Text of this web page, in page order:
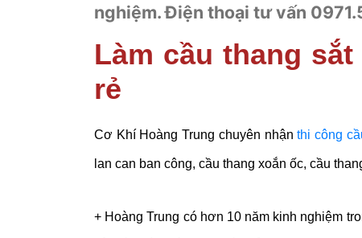
nghiệm. Điện thoại tư vấn
Làm cầu thang
rẻ
Cơ Khí Hoàng Trung chuyên nhậnthi công
lan can ban công, cầu thang xoắn ốc, cầu
+ Hoàng Trung có hơn 10 năm kinh nghiệm